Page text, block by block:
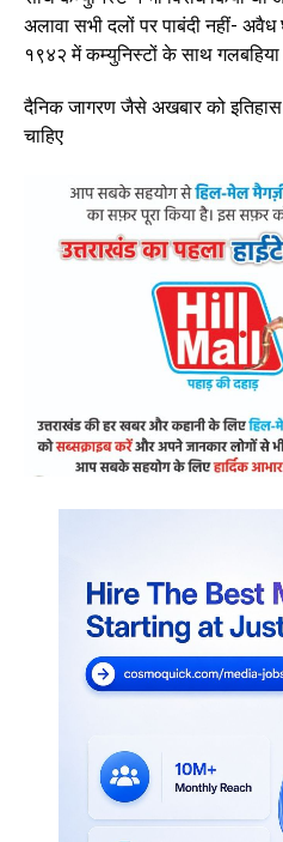
अलावा सभी दलों पर पाबंदी नहीं-
१९४२ में कम्युनिस्टों के साथ
दैनिक जागरण जैसे अखबार को
चाहिए